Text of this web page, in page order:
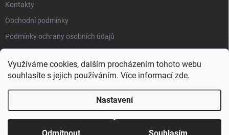
Využíváme cookies, dalším procházením tohoto webu
souhlasíte s jejich používáním. Více informací zde.
Nastavení
Kontakty
Obchodní podmínky
Podmínky ochrany osobních údajů
Copyright 2026eSoftis.cz. Všechna práva vyhrazena.Upravit nastavení